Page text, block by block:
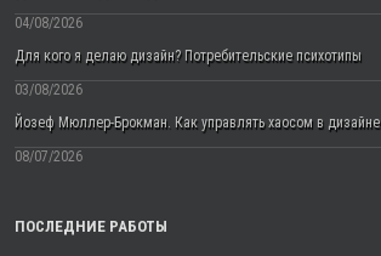
04/08/2026
Для кого я делаю дизайн? Потребительские психотипы
03/08/2026
Йозеф Мюллер-Брокман. Как управлять хаосом в дизайне
08/07/2026
ПОСЛЕДНИЕ РАБОТЫ